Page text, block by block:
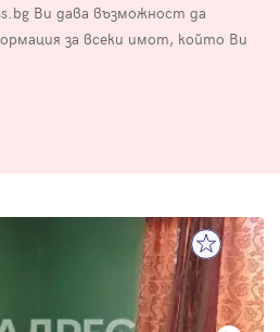
Ви дава възможност да
за всеки имот, който Ви